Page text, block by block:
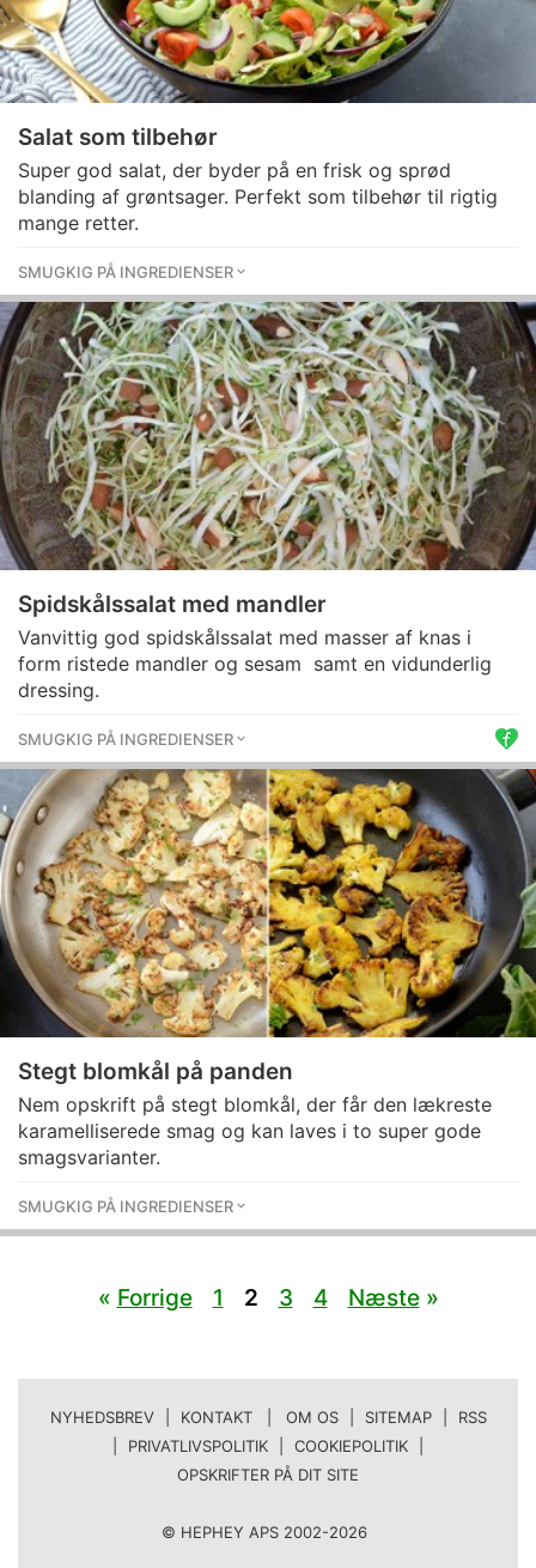
Salat som tilbehør
Super god salat, der byder på en frisk og sprød
blanding af grøntsager. Perfekt som tilbehør til rigtig
mange retter.
SMUGKIG PÅ INGREDIENSER
Spidskålssalat med mandler
Vanvittig god spidskålssalat med masser af knas i
form ristede mandler og sesam samt en vidunderlig
dressing.
SMUGKIG PÅ INGREDIENSER
Stegt blomkål på panden
Nem opskrift på stegt blomkål, der får den lækreste
karamelliserede smag og kan laves i to super gode
smagsvarianter.
SMUGKIG PÅ INGREDIENSER
« Forrige 1 2 3 4 Næste»
NYHEDSBREV KONTAKT | OM OS SITEMAP
RSS
PRIVATLIVSPOLITIK COOKIEPOLITIK
OPSKRIFTER PÅ DIT SITE
© HEPHEY APS 2002-2026